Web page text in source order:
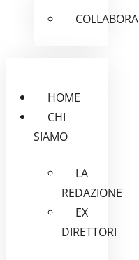
COLLABORA
HOME
CHI
SIAMO
LA
REDAZIONE
EX
DIRETTORI